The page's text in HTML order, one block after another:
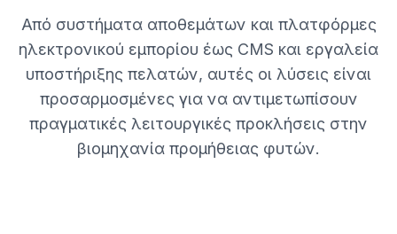
Από συστήματα αποθεμάτων και πλατφόρμες
ηλεκτρονικού εμπορίου έως CMS και εργαλεία
υποστήριξης πελατών, αυτές οι λύσεις είναι
προσαρμοσμένες για να αντιμετωπίσουν
πραγματικές λειτουργικές προκλήσεις στην
βιομηχανία προμήθειας φυτών.